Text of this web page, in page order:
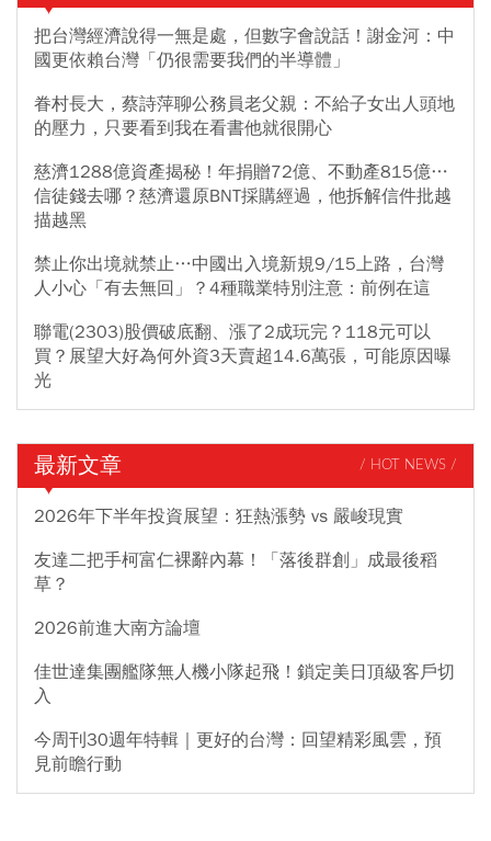
把台灣經濟說得一無是處，但數字會說話！謝金河：中
國更依賴台灣「仍很需要我們的半導體」
眷村長大，蔡詩萍聊公務員老父親：不給子女出人頭地
的壓力，只要看到我在看書他就很開心
慈濟1288億資產揭秘！年捐贈72億、不動產815億…
信徒錢去哪？慈濟還原BNT採購經過，他拆解信件批越
描越黑
禁止你出境就禁止…中國出入境新規9/15上路，台灣
人小心「有去無回」？4種職業特別注意：前例在這
聯電(2303)股價破底翻、漲了2成玩完？118元可以
買？展望大好為何外資3天賣超14.6萬張，可能原因曝
光
最新文章 / HOT NEWS /
2026年下半年投資展望：狂熱漲勢 vs 嚴峻現實
友達二把手柯富仁裸辭內幕！「落後群創」成最後稻
草？
2026前進大南方論壇
佳世達集團艦隊無人機小隊起飛！鎖定美日頂級客戶切
入
今周刊30週年特輯｜更好的台灣：回望精彩風雲，預
見前瞻行動